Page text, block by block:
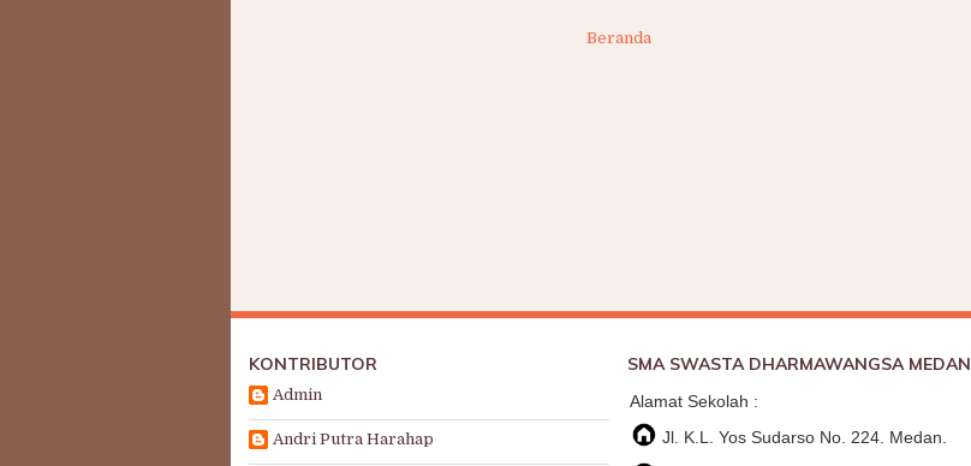
Beranda
KONTRIBUTOR
Admin
Andri Putra Harahap
SMA SWASTA DHARMAWANGSA MEDAN
Alamat Sekolah :
Jl. K.L. Yos Sudarso No. 224. Medan.